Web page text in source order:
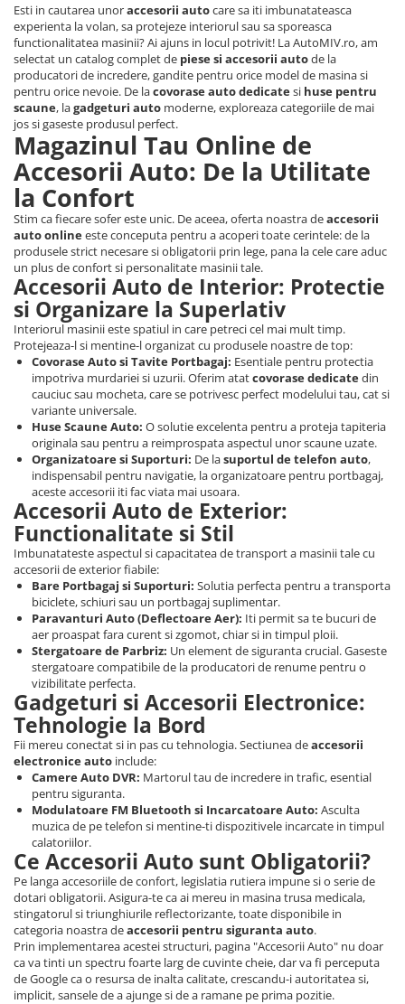
Esti in cautarea unoraccesorii autocare sa iti imbunatateasca
experienta la volan, sa protejeze interiorul sau sa sporeasca
functionalitatea masinii? Ai ajuns in locul potrivit! La AutoMIV.ro, am
selectat un catalog complet de piese si accesorii autode la
producatori de incredere, gandite pentru orice model de masina si
pentru orice nevoie. De lacovorase auto dedicatesi huse pentru
scaune, lagadgeturi auto moderne, exploreaza categoriile de mai
jos si gaseste produsul perfect.
Magazinul Tau Online de
Accesorii Auto: De la Utilitate
la Confort
Stim ca fiecare sofer este unic. De aceea, oferta noastra deaccesorii
auto onlineeste conceputa pentru a acoperi toate cerintele: de la
produsele strict necesare si obligatorii prin lege, pana la cele care aduc
un plus de confort si personalitate masinii tale.
Accesorii Auto de Interior: Protectie
si Organizare la Superlativ
Interiorul masinii este spatiul in care petreci cel mai mult timp.
Protejeaza-l si mentine-l organizat cu produsele noastre de top:
Covorase Auto si Tavite Portbagaj: Esentiale pentru protectia
impotriva murdariei si uzurii. Oferim atatcovorase dedicatedin
cauciuc sau mocheta, care se potrivesc perfect modelului tau, cat si
variante universale.
Huse Scaune Auto: O solutie excelenta pentru a proteja tapiteria
originala sau pentru a reimprospata aspectul unor scaune uzate.
Organizatoare si Suporturi: De lasuportul de telefon auto,
indispensabil pentru navigatie, la organizatoare pentru portbagaj,
aceste accesorii iti fac viata mai usoara.
Accesorii Auto de Exterior:
Functionalitate si Stil
Imbunatateste aspectul si capacitatea de transport a masinii tale cu
accesorii de exterior fiabile:
Bare Portbagaj si Suporturi: Solutia perfecta pentru a transporta
biciclete, schiuri sau un portbagaj suplimentar.
Paravanturi Auto (Deflectoare Aer): Iti permit sa te bucuri de
aer proaspat fara curent si zgomot, chiar si in timpul ploii.
Stergatoare de Parbriz: Un element de siguranta crucial. Gaseste
stergatoare compatibile de la producatori de renume pentru o
vizibilitate perfecta.
Gadgeturi si Accesorii Electronice:
Tehnologie la Bord
Fii mereu conectat si in pas cu tehnologia. Sectiunea deaccesorii
electronice auto include:
Camere Auto DVR: Martorul tau de incredere in trafic, esential
pentru siguranta.
Modulatoare FM Bluetooth si Incarcatoare Auto: Asculta
muzica de pe telefon si mentine-ti dispozitivele incarcate in timpul
calatoriilor.
Ce Accesorii Auto sunt Obligatorii?
Pe langa accesoriile de confort, legislatia rutiera impune si o serie de
dotari obligatorii. Asigura-te ca ai mereu in masina trusa medicala,
stingatorul si triunghiurile reflectorizante, toate disponibile in
categoria noastra deaccesorii pentru siguranta auto.
Prin implementarea acestei structuri, pagina "Accesorii Auto" nu doar
ca va tinti un spectru foarte larg de cuvinte cheie, dar va fi perceputa
de Google ca o resursa de inalta calitate, crescandu-i autoritatea si,
implicit, sansele de a ajunge si de a ramane pe prima pozitie.